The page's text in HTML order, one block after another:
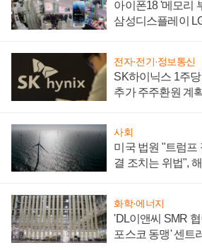
아이폰18 '메모리
삼성디스플레이
전자·전기·정보통신
SK하이닉스 1주
추가 주주환원 계
사회
미국 법원 "트럼프
결 조치는 위법",
화학·에너지
'DL이앤씨 SMR
포스코 동맹' 센트